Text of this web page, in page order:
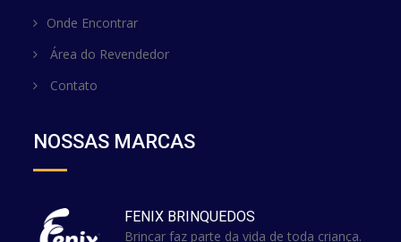
Onde Encontrar
Área do Revendedor
Contato
NOSSAS MARCAS
FENIX BRINQUEDOS
Brincar faz parte da vida de toda criança.